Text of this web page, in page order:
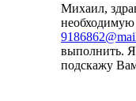
Михаил,
выполнить.
подскажу